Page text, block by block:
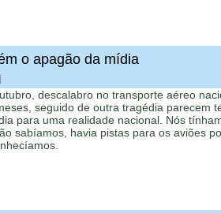
o apagão da mídia
descalabro no transporte aéreo
seguido de outra tragédia parecem
para uma realidade nacional. Nós
sabíamos, havia pistas para os aviões